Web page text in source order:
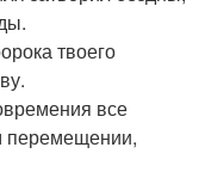
твоего
все
перемещении,